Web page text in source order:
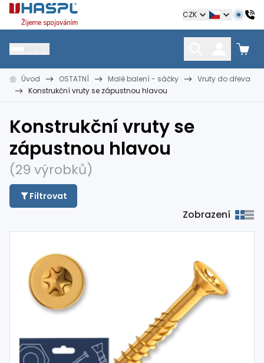
Hašpl CZK
HŘEBÍKY
kramle
SPOJOVACÍ MATERIÁL
vruty, šrouby, matice
KOTEVNÍ TECHNIKA
Úvod OSTATNÍ Malé balení - sáčky
Vruty do dřeva
Konstrukční vruty se zápustnou hlavou
Konstrukční vruty se
zápustnou hlavou
(29 výrobků)
Filtrovat
Zobrazení